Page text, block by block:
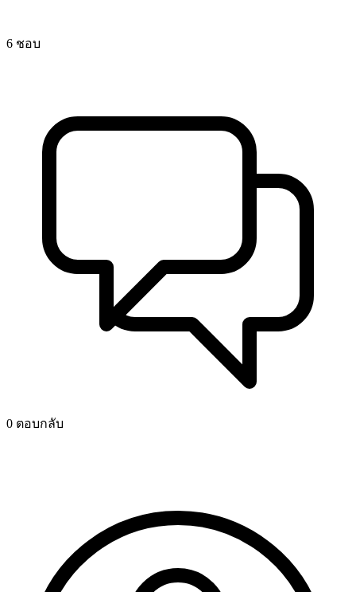
6 ชอบ
0 ตอบกลับ